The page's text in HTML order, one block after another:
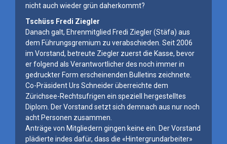
nicht auch wieder grün daherkommt?
Tschüss Fredi Ziegler
Danach galt, Ehrenmitglied Fredi Ziegler (Stäfa) aus
dem Führungsgremium zu verabschieden. Seit 2006
im Vorstand, betreute Ziegler zuerst die Kasse, bevor
er folgend als Verantwortlicher des noch immer in
gedruckter Form erscheinenden Bulletins zeichnete.
Co-Präsident Urs Schneider überreichte dem
Zürichsee-Rechtsufrigen ein speziell hergestelltes
Diplom. Der Vorstand setzt sich demnach aus nur noch
acht Personen zusammen.
Anträge von Mitgliedern gingen keine ein. Der Vorstand
plädierte indes dafür, dass die «Hintergrundarbeiter»